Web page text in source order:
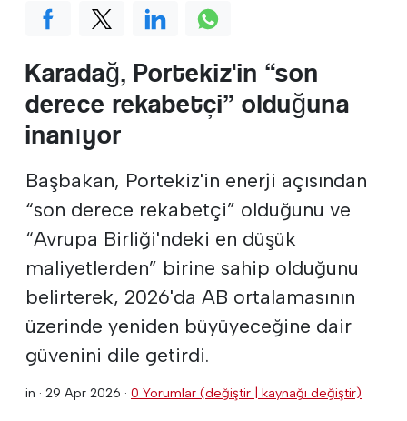
Karadağ, Portekiz'in “son
derece rekabetçi” olduğuna
inanıyor
Başbakan, Portekiz'in enerji açısından
“son derece rekabetçi” olduğunu ve
“Avrupa Birliği'ndeki en düşük
maliyetlerden” birine sahip olduğunu
belirterek, 2026'da AB ortalamasının
üzerinde yeniden büyüyeceğine dair
güvenini dile getirdi.
in · 29 Apr 2026 · 0 Yorumlar (değiştir | kaynağı değiştir)